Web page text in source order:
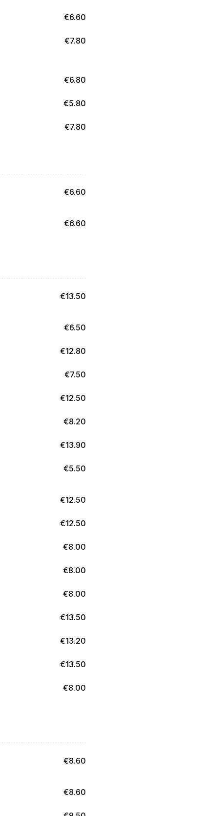
€6.60
€7.80
€6.80
€5.80
€7.80
€6.60
€6.60
€13.50
€6.50
€12.80
€7.50
€12.50
€8.20
€13.90
€5.50
€12.50
€12.50
€8.00
€8.00
€8.00
€13.50
€13.20
€13.50
€8.00
€8.60
€8.60